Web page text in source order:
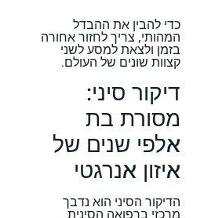
כדי להבין את ההבדל
המהותי, צריך לחזור אחורה
בזמן ולצאת למסע לשני
קצוות שונים של העולם.
דיקור סיני:
מסורת בת
אלפי שנים של
איזון אנרגטי
הדיקור הסיני הוא נדבך
מרכזי ברפואה הסינית